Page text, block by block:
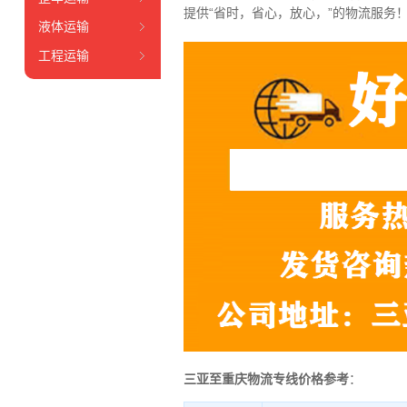
提供“省时，省心，放心，”的物流服务
三亚至重庆物流专线价格参考：
液体运输
工程运输